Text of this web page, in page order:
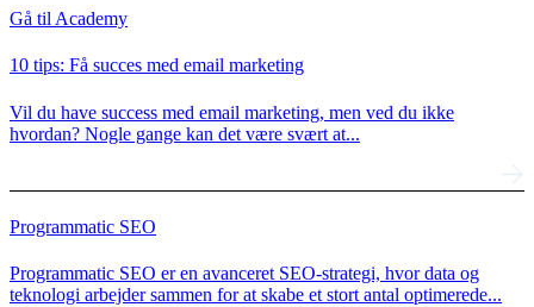
Gå til Academy
10 tips: Få succes med email marketing
Vil du have success med email marketing, men ved du ikke
hvordan? Nogle gange kan det være svært at...
Programmatic SEO
Programmatic SEO er en avanceret SEO-strategi, hvor data og
teknologi arbejder sammen for at skabe et stort antal optimerede...